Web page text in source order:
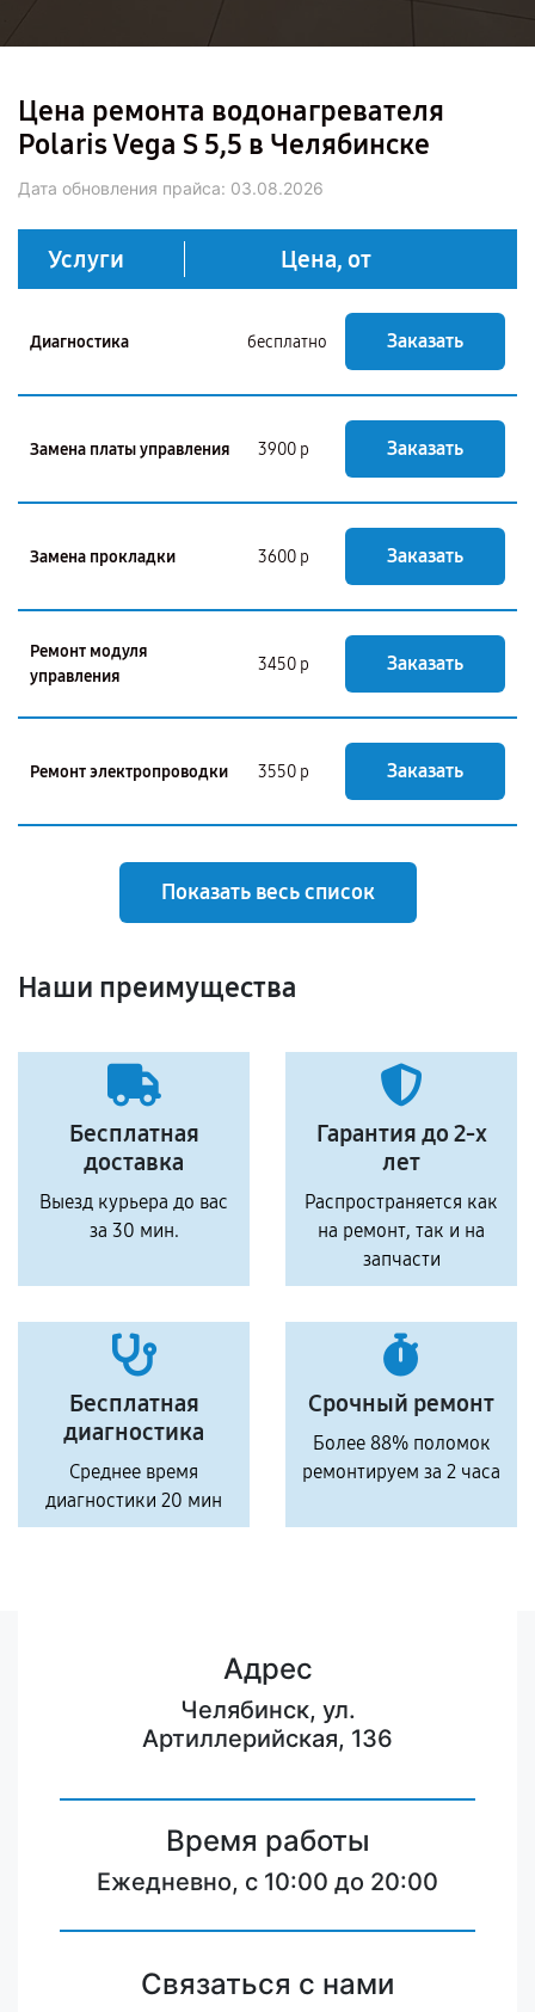
Цена ремонта водонагревателя
Polaris Vega S 5,5 в Челябинске
Дата обновления прайса: 03.08.2026
Услуги Цена, от
Диагностика бесплатно Заказать
Замена платы управления 3900 р Заказать
Замена прокладки 3600 р Заказать
Ремонт модуля
управления
3450 р Заказать
Ремонт электропроводки 3550 р Заказать
Показать весь список
Наши преимущества
Бесплатная
доставка
Выезд курьера до вас
за 30 мин.
Гарантия до 2-х
лет
Распространяется как
на ремонт, так и на
запчасти
Бесплатная
диагностика
Среднее время
диагностики 20 мин
Срочный ремонт
Более 88% поломок
ремонтируем за 2 часа
Адрес
Челябинск, ул.
Артиллерийская, 136
Время работы
Ежедневно, с 10:00 до 20:00
Связаться с нами